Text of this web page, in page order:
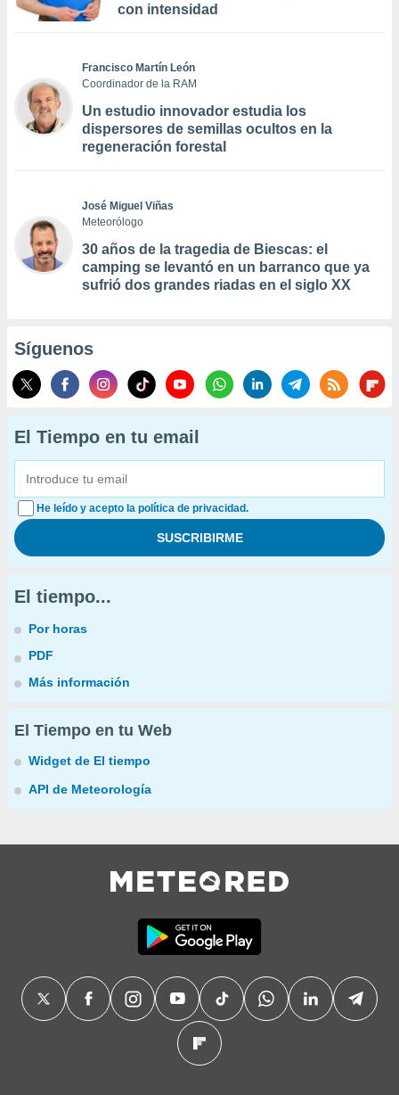
con intensidad
Francisco Martín León
Coordinador de la RAM
Un estudio innovador estudia los
dispersores de semillas ocultos en la
regeneración forestal
José Miguel Viñas
Meteorólogo
30 años de la tragedia de Biescas: el
camping se levantó en un barranco que ya
sufrió dos grandes riadas en el siglo XX
Síguenos
El Tiempo en tu email
He leído y acepto la política de privacidad.
El tiempo...
Por horas
PDF
Más información
El Tiempo en tu Web
Widget de El tiempo
API de Meteorología